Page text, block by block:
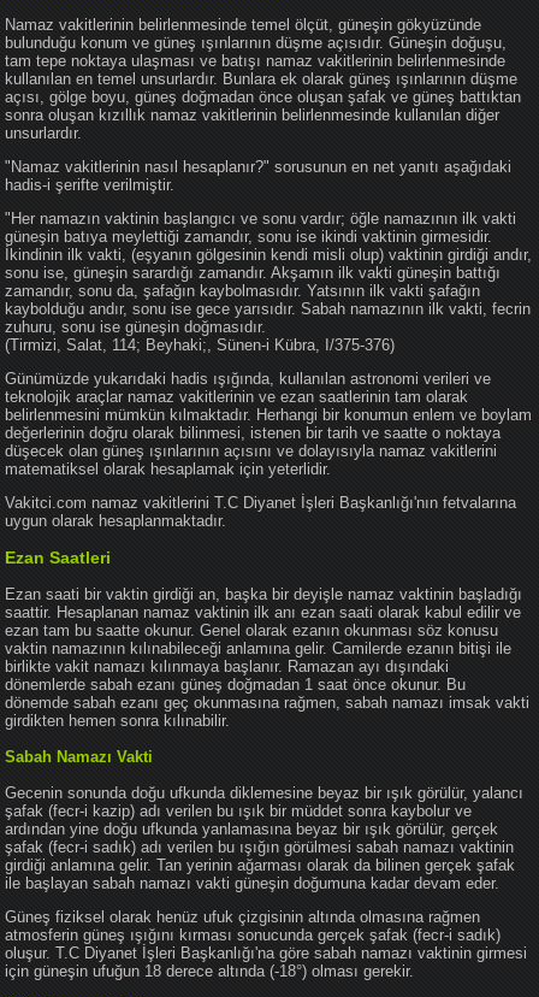
Namaz vakitlerinin belirlenmesinde temel ölçüt, güneşin gökyüzünde
bulunduğu konum ve güneş ışınlarının düşme açısıdır. Güneşin doğuşu,
tam tepe noktaya ulaşması ve batışı namaz vakitlerinin belirlenmesinde
kullanılan en temel unsurlardır. Bunlara ek olarak güneş ışınlarının düşme
açısı, gölge boyu, güneş doğmadan önce oluşan şafak ve güneş battıktan
sonra oluşan kızıllık namaz vakitlerinin belirlenmesinde kullanılan diğer
unsurlardır.
"Namaz vakitlerinin nasıl hesaplanır?" sorusunun en net yanıtı aşağıdaki
hadis-i şerifte verilmiştir.
"Her namazın vaktinin başlangıcı ve sonu vardır; öğle namazının ilk vakti
güneşin batıya meylettiği zamandır, sonu ise ikindi vaktinin girmesidir.
İkindinin ilk vakti, (eşyanın gölgesinin kendi misli olup) vaktinin girdiği andır,
sonu ise, güneşin sarardığı zamandır. Akşamın ilk vakti güneşin battığı
zamandır, sonu da, şafağın kaybolmasıdır. Yatsının ilk vakti şafağın
kaybolduğu andır, sonu ise gece yarısıdır. Sabah namazının ilk vakti, fecrin
zuhuru, sonu ise güneşin doğmasıdır.
(Tirmizi, Salat, 114; Beyhaki;, Sünen-i Kübra, I/375-376)
Günümüzde yukarıdaki hadis ışığında, kullanılan astronomi verileri ve
teknolojik araçlar namaz vakitlerinin ve ezan saatlerinin tam olarak
belirlenmesini mümkün kılmaktadır. Herhangi bir konumun enlem ve boylam
değerlerinin doğru olarak bilinmesi, istenen bir tarih ve saatte o noktaya
düşecek olan güneş ışınlarının açısını ve dolayısıyla namaz vakitlerini
matematiksel olarak hesaplamak için yeterlidir.
Vakitci.com namaz vakitlerini T.C Diyanet İşleri Başkanlığı'nın fetvalarına
uygun olarak hesaplanmaktadır.
Ezan Saatleri
Ezan saati bir vaktin girdiği an, başka bir deyişle namaz vaktinin başladığı
saattir. Hesaplanan namaz vaktinin ilk anı ezan saati olarak kabul edilir ve
ezan tam bu saatte okunur. Genel olarak ezanın okunması söz konusu
vaktin namazının kılınabileceği anlamına gelir. Camilerde ezanın bitişi ile
birlikte vakit namazı kılınmaya başlanır. Ramazan ayı dışındaki
dönemlerde sabah ezanı güneş doğmadan 1 saat önce okunur. Bu
dönemde sabah ezanı geç okunmasına rağmen, sabah namazı imsak vakti
girdikten hemen sonra kılınabilir.
Sabah Namazı Vakti
Gecenin sonunda doğu ufkunda diklemesine beyaz bir ışık görülür, yalancı
şafak (fecr-i kazip) adı verilen bu ışık bir müddet sonra kaybolur ve
ardından yine doğu ufkunda yanlamasına beyaz bir ışık görülür, gerçek
şafak (fecr-i sadık) adı verilen bu ışığın görülmesi sabah namazı vaktinin
girdiği anlamına gelir. Tan yerinin ağarması olarak da bilinen gerçek şafak
ile başlayan sabah namazı vakti güneşin doğumuna kadar devam eder.
Güneş fiziksel olarak henüz ufuk çizgisinin altında olmasına rağmen
atmosferin güneş ışığını kırması sonucunda gerçek şafak (fecr-i sadık)
oluşur. T.C Diyanet İşleri Başkanlığı'na göre sabah namazı vaktinin girmesi
için güneşin ufuğun 18 derece altında (-18°) olması gerekir.